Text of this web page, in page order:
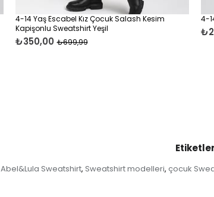
4-14 Yaş Escabel Kız Çocuk Salash Kesim
Kapişonlu Sweatshirt Yeşil
₺350,00 ₺699,99
4-
Etiketler
Abel&Lula Sweatshirt, Sweatshirt modelleri, çocuk